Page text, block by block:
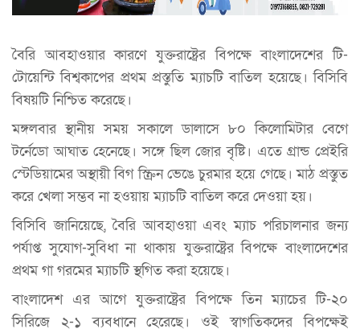
বৈরি আবহাওয়ার কারণে যুক্তরাষ্ট্রের বিপক্ষে বাংলাদেশের টি-
টোয়েন্টি বিশ্বকাপের প্রথম প্রস্তুতি ম্যাচটি বাতিল হয়েছে। বিসিবি
বিষয়টি নিশ্চিত করেছে।
মঙ্গলবার স্থানীয় সময় সকালে ডালাসে ৮০ কিলোমিটার বেগে
টর্নেডো আঘাত হেনেছে। সঙ্গে ছিল জোর বৃষ্টি। এতে গ্রান্ড প্রেইরি
স্টেডিয়ামের অস্থায়ী বিগ স্ক্রিন ভেঙে চুরমার হয়ে গেছে। মাঠ প্রস্তুত
করে খেলা সম্ভব না হওয়ায় ম্যাচটি বাতিল করে দেওয়া হয়।
বিসিবি জানিয়েছে, বৈরি আবহাওয়া এবং ম্যাচ পরিচালনার জন্য
পর্যাপ্ত সুযোগ-সুবিধা না থাকায় যুক্তরাষ্ট্রের বিপক্ষে বাংলাদেশের
প্রথম গা গরমের ম্যাচটি স্থগিত করা হয়েছে।
বাংলাদেশ এর আগে যুক্তরাষ্ট্রের বিপক্ষে তিন ম্যাচের টি-২০
সিরিজে ২-১ ব্যবধানে হেরেছে। ওই স্বাগতিকদের বিপক্ষেই